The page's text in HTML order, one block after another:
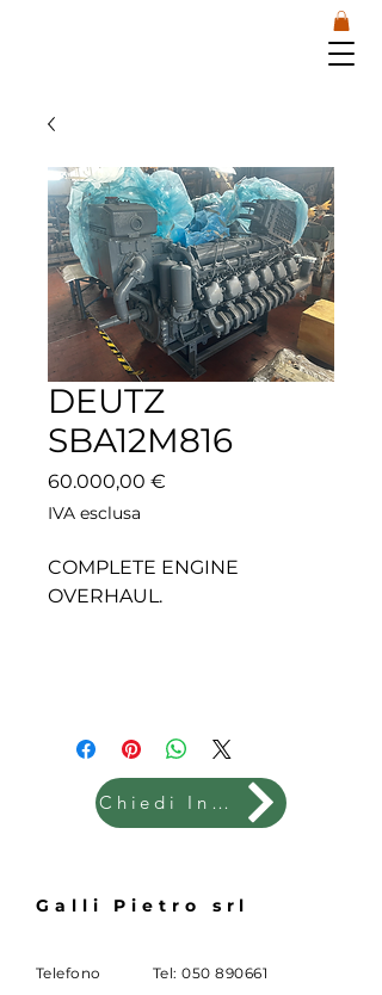
DEUTZ
SBA12M816
60.000,00 €
IVA esclusa
COMPLETE ENGINE
OVERHAUL.
Chiedi Info
Galli Pietro srl
Telefono Tel:050 890661